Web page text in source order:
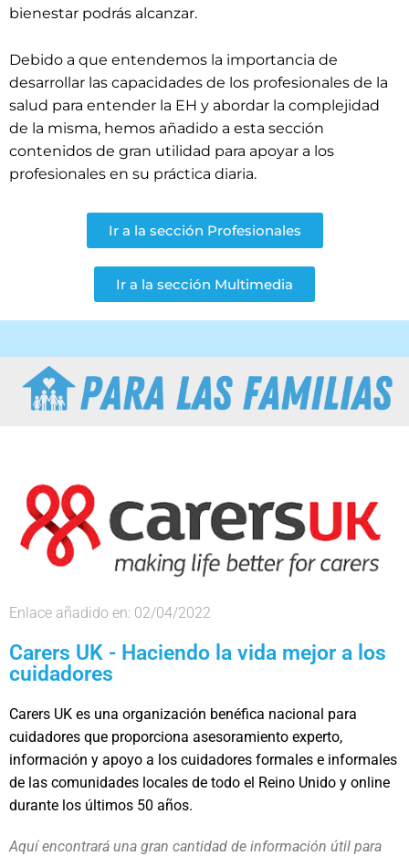
bienestar podrás alcanzar.
Debido a que entendemos la importancia de
desarrollar las capacidades de los profesionales de la
salud para entender la EH y abordar la complejidad
de la misma, hemos añadido a esta sección
contenidos de gran utilidad para apoyar a los
profesionales en su práctica diaria.
Ir a la sección Profesionales
Ir a la sección Multimedia
Enlace añadido en: 02/04/2022
Carers UK - Haciendo la vida mejor a los
cuidadores
Carers UK es una organización benéfica nacional para
cuidadores que proporciona asesoramiento experto,
información y apoyo a los cuidadores formales e informales
de las comunidades locales de todo el Reino Unido y online
durante los últimos 50 años.
Aquí encontrará una gran cantidad de información útil para